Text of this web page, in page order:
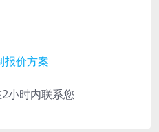
报价方案
小时内联系您